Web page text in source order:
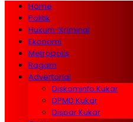
Home
Politik
Hukum-Kriminal
Ekonomi
Metropolis
Ragam
Advertorial
Diskominfo Kukar
DPMD Kukar
Dispar Kukar